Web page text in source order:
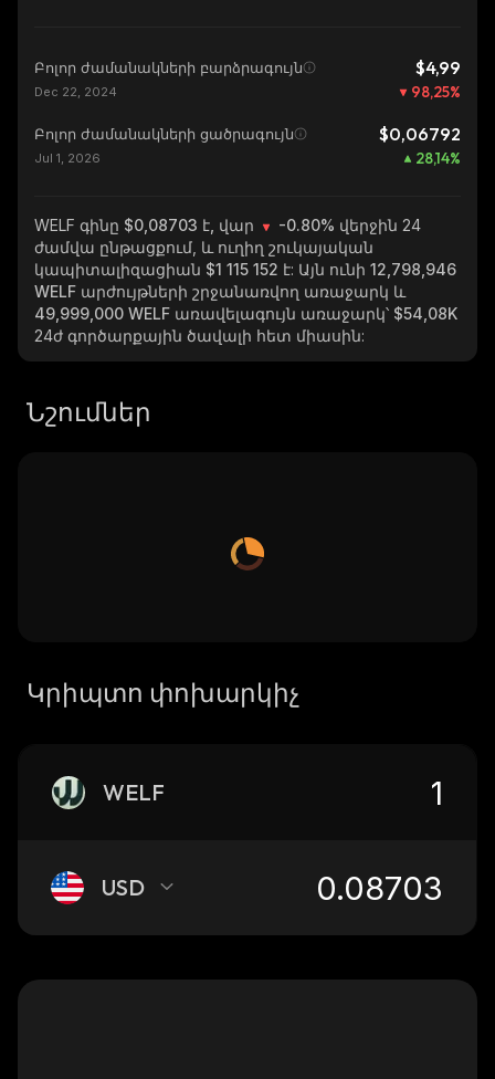
Բոլոր ժամանակների բարձրագույն $4,99
Dec 22, 2024 98,25%
Բոլոր ժամանակների ցածրագույն $0,06792
Jul 1, 2026 28,14%
WELF գինը $0,08703 է, վար -0.80% վերջին 24
ժամվա ընթացքում, և ուղիղ շուկայական
կապիտալիզացիան $1 115 152 է: Այն ունի 12,798,946
WELF արժույթների շրջանառվող առաջարկ և
49,999,000 WELF առավելագույն առաջարկ՝ $54,08K
24ժ գործարքային ծավալի հետ միասին:
Նշումներ
Կրիպտո փոխարկիչ
WELF
USD